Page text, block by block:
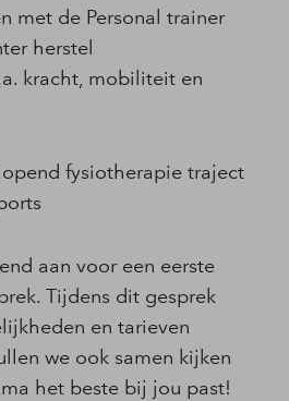
met de Personal trainer
herstel
kracht, mobiliteit en
fysiotherapie traject
aan voor een eerste
Tijdens dit gesprek
en tarieven
we ook samen kijken
het beste bij jou past!